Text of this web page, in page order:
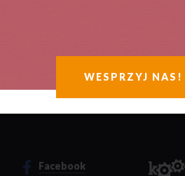
Facebook
WESPRZYJ NAS!